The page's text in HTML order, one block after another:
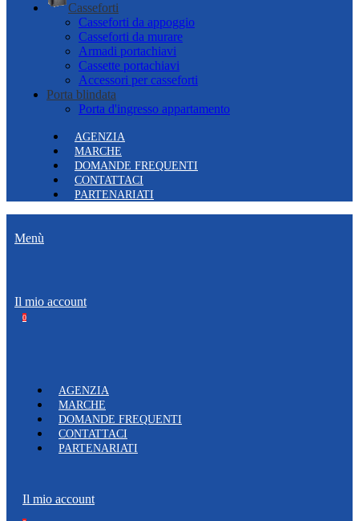
Casseforti
Casseforti da appoggio
Casseforti da murare
Armadi portachiavi
Cassette portachiavi
Accessori per casseforti
Porta blindata
Porta d'ingresso appartamento
AGENZIA
MARCHE
DOMANDE FREQUENTI
CONTATTACI
PARTENARIATI
Menù
Il mio account
0
AGENZIA
MARCHE
DOMANDE FREQUENTI
CONTATTACI
PARTENARIATI
Il mio account